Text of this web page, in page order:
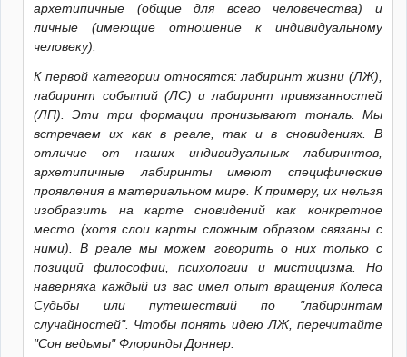
архетипичные (общие для всего человечества) и
личные (имеющие отношение к индивидуальному
человеку).
К первой категории относятся: лабиринт жизни (ЛЖ),
лабиринт событий (ЛС) и лабиринт привязанностей
(ЛП). Эти три формации пронизывают тональ. Мы
встречаем их как в реале, так и в сновидениях. В
отличие от наших индивидуальных лабиринтов,
архетипичные лабиринты имеют специфические
проявления в материальном мире. К примеру, их нельзя
изобразить на карте сновидений как конкретное
место (хотя слои карты сложным образом связаны с
ними). В реале мы можем говорить о них только с
позиций философии, психологии и мистицизма. Но
наверняка каждый из вас имел опыт вращения Колеса
Судьбы или путешествий по "лабиринтам
случайностей". Чтобы понять идею ЛЖ, перечитайте
"Сон ведьмы" Флоринды Доннер.